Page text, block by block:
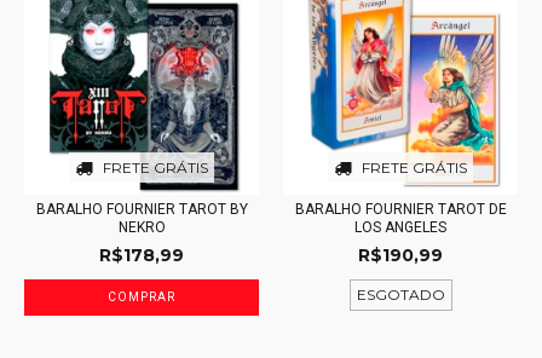
FRETE GRÁTIS
BARALHO FOURNIER TAROT BY
NEKRO
R$178,99
FRETE GRÁTIS
BARALHO FOURNIER TAROT DE
LOS ANGELES
R$190,99
ESGOTADO